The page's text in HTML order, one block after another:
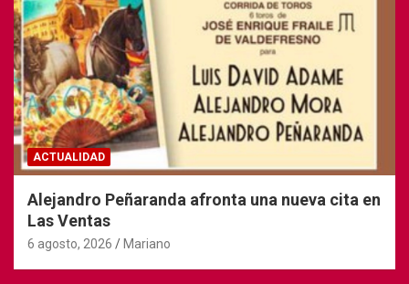
ACTUALIDAD
Alejandro Peñaranda afronta una nueva cita en
Las Ventas
6 agosto, 2026 Mariano